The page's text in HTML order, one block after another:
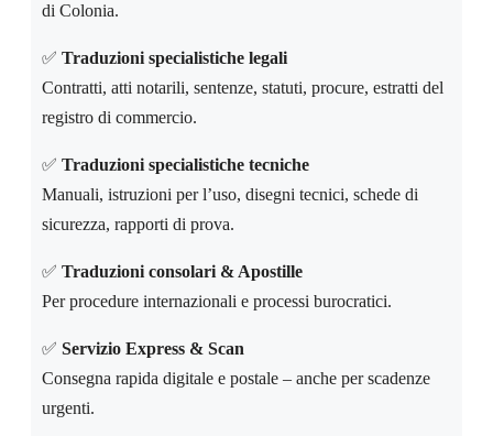
di Colonia.
✅ Traduzioni specialistiche legali
Contratti, atti notarili, sentenze, statuti, procure, estratti del
registro di commercio.
✅ Traduzioni specialistiche tecniche
Manuali, istruzioni per l’uso, disegni tecnici, schede di
sicurezza, rapporti di prova.
✅ Traduzioni consolari & Apostille
Per procedure internazionali e processi burocratici.
✅ Servizio Express & Scan
Consegna rapida digitale e postale – anche per scadenze
urgenti.